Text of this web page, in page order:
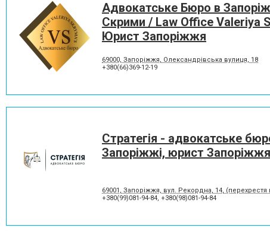
Адвокатське Бюро в
Скрими / Law Office Valeriya
Юрист Запоріжжя
69000, Запоріжжя, Олександрівська вулиця, 18
+380(66)369-12-19
Стратегія - адвокатське
Запоріжжі, юрист Запоріжжя
69001, Запоріжжя, вул. Рекордна, 14, (перехрестя
+380(99)081-94-84, +380(98)081-94-84